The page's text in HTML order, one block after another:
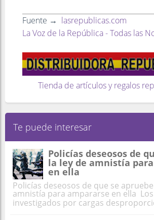
Fuente → lasrepublicas.com
La Voz de la República - Todas las
Tienda de artículos y regalos
Te puede interesar
Policías deseosos de
la ley de amnistía
en ella
Policías deseosos de que se
amnistía para ampararse en ella
investigados por cargas